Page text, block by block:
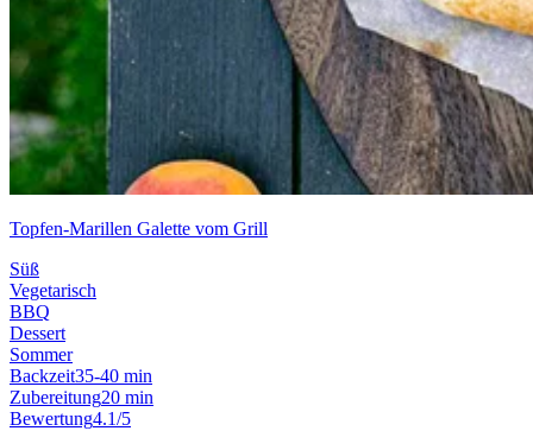
Topfen-Marillen Galette vom Grill
Süß
Vegetarisch
BBQ
Dessert
Sommer
Backzeit35-40 min
Zubereitung20 min
Bewertung4.1/5